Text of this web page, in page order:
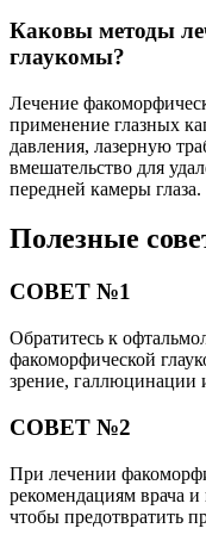
Каковы методы
глаукомы?
Лечение
применение глазных
давления, лазерную
вмешательство для
передней камеры глаза.
Полезные
СОВЕТ №1
Обратитесь к
факоморфической
зрение, галлюцинации
СОВЕТ №2
При лечении
рекомендациям врача
чтобы предотвратить